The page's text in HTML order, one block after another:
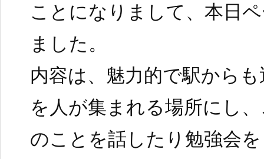
ことになりまして、本日
ました。
内容は、魅力的で駅から
を人が集まれる場所にし
のことを話したり勉強会